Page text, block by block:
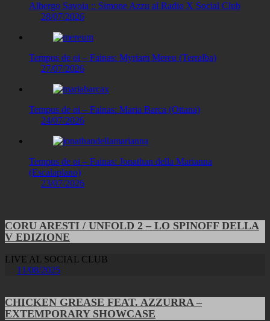
Albergo Savoia :: Simone Azzu al Radio X Social Club
28/07/2026
Tempus de oi – Fainas: Myriam Mereu (Terralba)
27/07/2026
Tempus de oi – Fainas: Maria Barca (Ottana)
24/07/2026
Tempus de oi – Fainas: Jonathan della Marianna
(Escalaplano)
23/07/2026
CORU ARESTI / UNFOLD 2 – LO SPINOFF DELLA
V EDIZIONE
LIVE AL SOCIAL CLUB
11/08/2025
CHICKEN GREASE FEAT. AZZURRA –
EXTEMPORARY SHOWCASE